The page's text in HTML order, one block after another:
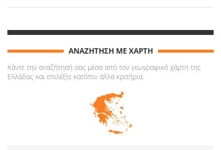
ΑΝΑΖΗΤΗΣΗ ΜΕ ΧΑΡΤΗ
Κάντε την αναζήτησή σας μέσα από τον γεωγραφικό χάρτη της
Ελλάδας και επιλέξτε κατόπιν άλλα κριτήρια.